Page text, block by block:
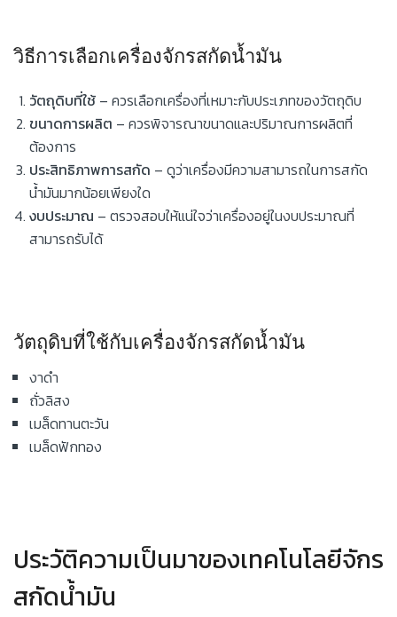
วิธีการเลือกเครื่องจักรสกัดน้ำมัน
วัตถุดิบที่ใช้ – ควรเลือกเครื่องที่เหมาะกับประเภทของวัตถุดิบ
ขนาดการผลิต – ควรพิจารณาขนาดและปริมาณการผลิตที่
ต้องการ
ประสิทธิภาพการสกัด – ดูว่าเครื่องมีความสามารถในการสกัด
น้ำมันมากน้อยเพียงใด
งบประมาณ – ตรวจสอบให้แน่ใจว่าเครื่องอยู่ในงบประมาณที่
สามารถรับได้
วัตถุดิบที่ใช้กับเครื่องจักรสกัดน้ำมัน
งาดำ
ถั่วลิสง
เมล็ดทานตะวัน
เมล็ดฟักทอง
ประวัติความเป็นมาของเทคโนโลยีจักร
สกัดน้ำมัน